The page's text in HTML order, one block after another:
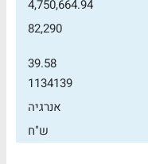
4,750,664.94
82,290
39.58
1134139
אנרגיה
ש"ח